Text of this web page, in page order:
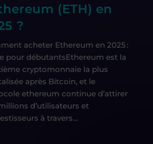
(ETH) en
?
acheter Ethereum en 2025 :
pour débutantsEthereum est la
cryptomonnaie la plus
après Bitcoin, et le
ethereum continue d’attirer
d’utilisateurs et
à travers…